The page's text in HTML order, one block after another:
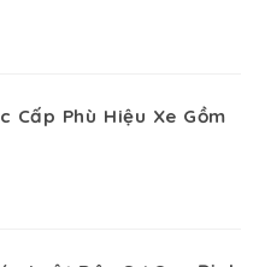
Cấp Phù Hiệu Xe Gồm